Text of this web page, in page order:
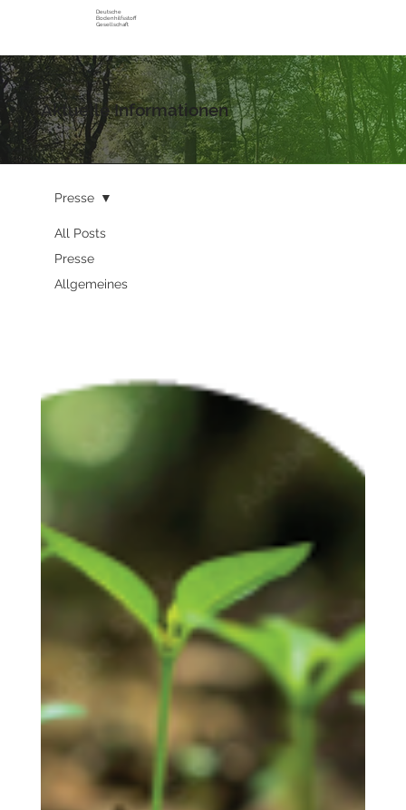
Deutsche
Bodenhilfsstoff
Gesellschaft
Aktuelle Informationen
All Posts
Presse
Allgemeines
Presse